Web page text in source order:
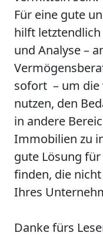
Für eine gute
hilft
und Analyse –
sofort – um die
nutzen, den
in andere
Immobilien zu
gute Lösung
finden, die
Ihres
Danke fürs